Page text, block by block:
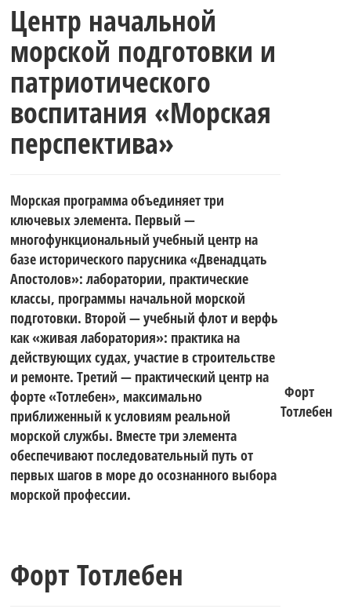
Центр начальной
морской подготовки и
патриотического
воспитания «Морская
перспектива»
Морская программа объединяет три
ключевых элемента. Первый —
многофункциональный учебный центр на
базе исторического парусника «Двенадцать
Апостолов»: лаборатории, практические
классы, программы начальной морской
подготовки. Второй — учебный флот и верфь
как «живая лаборатория»: практика на
действующих судах, участие в строительстве
и ремонте. Третий — практический центр на
форте «Тотлебен», максимально
приближенный к условиям реальной
морской службы. Вместе три элемента
обеспечивают последовательный путь от
первых шагов в море до осознанного выбора
морской профессии.
Форт
Тотлебен
Форт Тотлебен